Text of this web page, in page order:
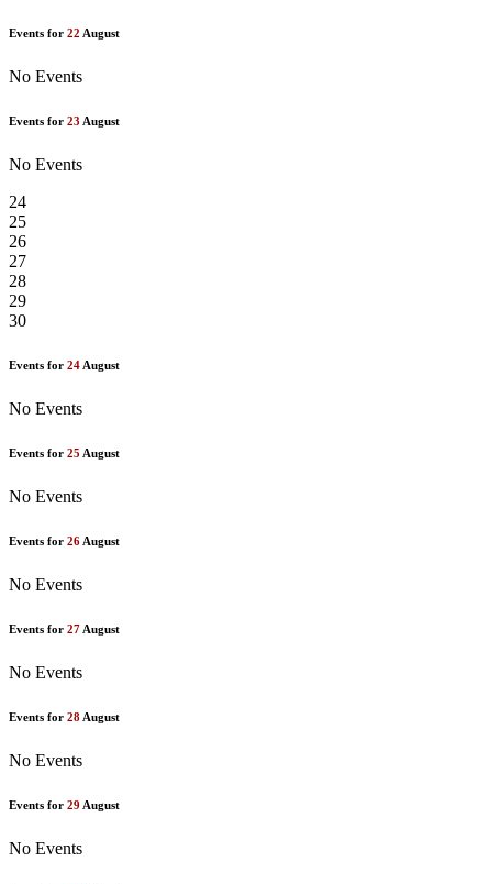
Events for 22 August
No Events
Events for 23 August
No Events
24
25
26
27
28
29
30
Events for 24 August
No Events
Events for 25 August
No Events
Events for 26 August
No Events
Events for 27 August
No Events
Events for 28 August
No Events
Events for 29 August
No Events